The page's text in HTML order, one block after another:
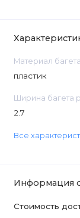
Материал
пластик
Ширина багета
2.7
Все
Информация
Стоимость